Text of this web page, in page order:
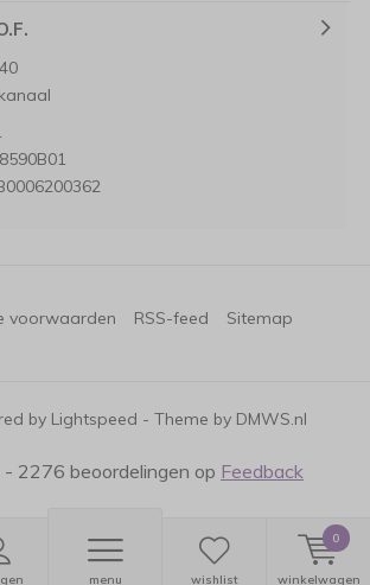
menu wishlist winkelwagen
0
by Lightspeed - Theme by DMWS.nl
voorwaarden RSS-feed Sitemap
- 2276 beoordelingen op Feedback